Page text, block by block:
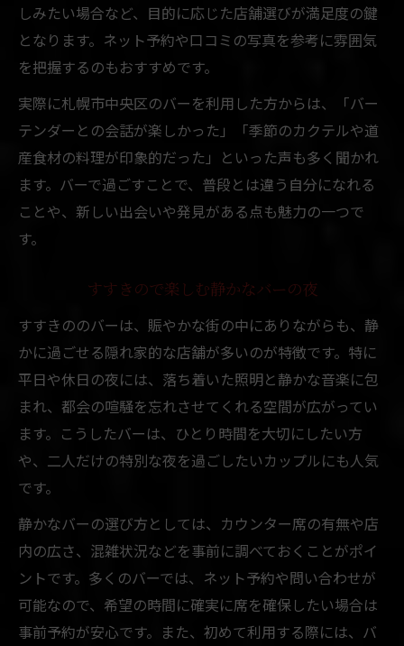
しみたい場合など、目的に応じた店舗選びが満足度の鍵
となります。ネット予約や口コミの写真を参考に雰囲気
を把握するのもおすすめです。
実際に札幌市中央区のバーを利用した方からは、「バー
テンダーとの会話が楽しかった」「季節のカクテルや道
産食材の料理が印象的だった」といった声も多く聞かれ
ます。バーで過ごすことで、普段とは違う自分になれる
ことや、新しい出会いや発見がある点も魅力の一つで
す。
すすきので楽しむ静かなバーの夜
すすきののバーは、賑やかな街の中にありながらも、静
かに過ごせる隠れ家的な店舗が多いのが特徴です。特に
平日や休日の夜には、落ち着いた照明と静かな音楽に包
まれ、都会の喧騒を忘れさせてくれる空間が広がってい
ます。こうしたバーは、ひとり時間を大切にしたい方
や、二人だけの特別な夜を過ごしたいカップルにも人気
です。
静かなバーの選び方としては、カウンター席の有無や店
内の広さ、混雑状況などを事前に調べておくことがポイ
ントです。多くのバーでは、ネット予約や問い合わせが
可能なので、希望の時間に確実に席を確保したい場合は
事前予約が安心です。また、初めて利用する際には、バ